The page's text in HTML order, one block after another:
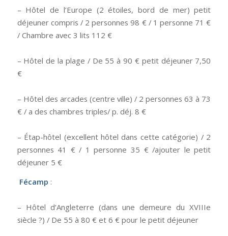
– Hôtel de l’Europe (2 étoiles, bord de mer) petit
déjeuner compris / 2 personnes 98 € / 1 personne 71 €
/ Chambre avec 3 lits 112 €
– Hôtel de la plage / De 55 à 90 € petit déjeuner 7,50
€
– Hôtel des arcades (centre ville) / 2 personnes 63 à 73
€ / a des chambres triples/ p. déj. 8 €
– Étap-hôtel (excellent hôtel dans cette catégorie) / 2
personnes 41 € / 1 personne 35 € /ajouter le petit
déjeuner 5 €
Fécamp :
– Hôtel d’Angleterre (dans une demeure du XVIIIe
siècle ?) / De 55 à 80 € et 6 € pour le petit déjeuner